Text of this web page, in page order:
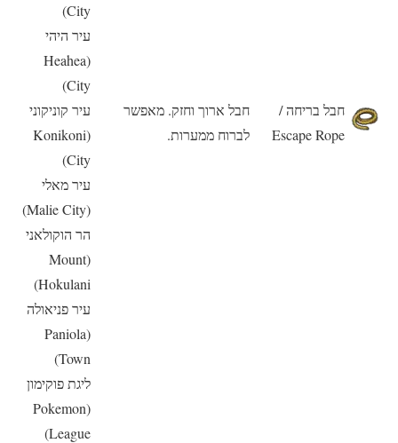
חבל בריחה /
Escape Rope
חבל ארוך וחזק. מאפשר
לברוח ממערות.
City)
עיר היהי
(Heahea
City)
עיר קוניקוני
(Konikoni
City)
עיר מאלי
(Malie City)
הר הוקולאני
(Mount
Hokulani)
עיר פניאולה
(Paniola
Town)
ליגת פוקימון
(Pokemon
League)